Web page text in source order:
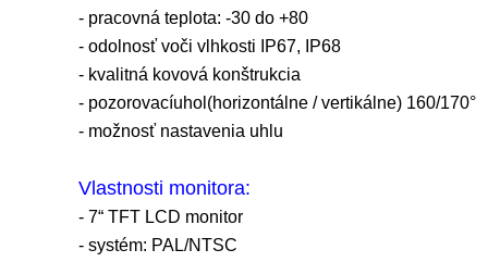
- pracovná teplota: -30 do +80
- odolnosť voči vlhkosti IP67, IP68
- kvalitná kovová konštrukcia
- pozorovacíuhol (horizontálne / vertikálne) 160/170°
- možnosť nastavenia uhlu
Vlastnosti monitora:
- 7“ TFT LCD monitor
- systém: PAL/NTSC